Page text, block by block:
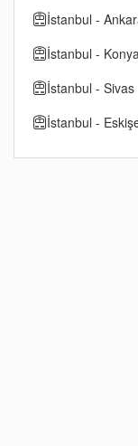
İstanbul -
İstanbul - Konya
İstanbul - Sivas
İstanbul -